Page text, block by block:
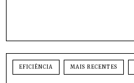
EFICIÊNCIA MAIS RECENTES